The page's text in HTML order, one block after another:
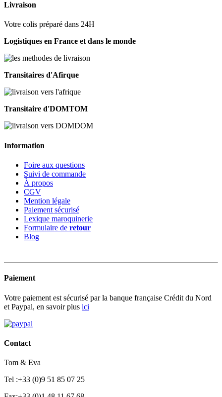
Livraison
Votre colis préparé dans 24H
Logistiques en France et dans le monde
Transitaires d'Afirque
Transitaire d'DOMTOM
Information
Foire aux questions
Suivi de commande
À propos
CGV
Mention légale
Paiement sécurisé
Lexique maroquinerie
Formulaire de retour
Blog
Paiement
Votre paiement est sécurisé par la banque française Crédit du Nord
et Paypal, en savoir plus ici
Contact
Tom & Eva
Tel :+33 (0)9 51 85 07 25